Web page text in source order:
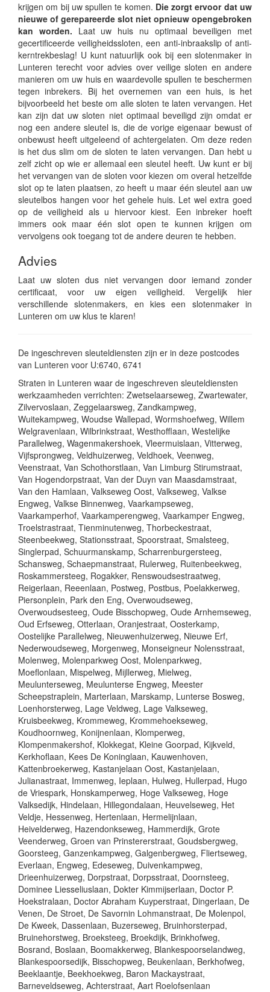
krijgen om bij uw spullen te komen. Die zorgt ervoor dat uw
nieuwe of gerepareerde slot niet opnieuw opengebroken
kan worden. Laat uw huis nu optimaal beveiligen met
gecertificeerde veiligheidssloten, een anti-inbraakslip of anti-
kerntrekbeslag! U kunt natuurlijk ook bij een slotenmaker in
Lunteren terecht voor advies over veilige sloten en andere
manieren om uw huis en waardevolle spullen te beschermen
tegen inbrekers. Bij het overnemen van een huis, is het
bijvoorbeeld het beste om alle sloten te laten vervangen. Het
kan zijn dat uw sloten niet optimaal beveiligd zijn omdat er
nog een andere sleutel is, die de vorige eigenaar bewust of
onbewust heeft uitgeleend of achtergelaten. Om deze reden
is het dus slim om de sloten te laten vervangen. Dan hebt u
zelf zicht op wie er allemaal een sleutel heeft. Uw kunt er bij
het vervangen van de sloten voor kiezen om overal hetzelfde
slot op te laten plaatsen, zo heeft u maar één sleutel aan uw
sleutelbos hangen voor het gehele huis. Let wel extra goed
op de veiligheid als u hiervoor kiest. Een inbreker hoeft
immers ook maar één slot open te kunnen krijgen om
vervolgens ook toegang tot de andere deuren te hebben.
Advies
Laat uw sloten dus niet vervangen door iemand zonder
certificaat, voor uw eigen veiligheid. Vergelijk hier
verschillende slotenmakers, en kies een slotenmaker in
Lunteren om uw klus te klaren!
De ingeschreven sleuteldiensten zijn er in deze postcodes
van Lunteren voor U:6740, 6741
Straten in Lunteren waar de ingeschreven sleuteldiensten
werkzaamheden verrichten: Zwetselaarseweg, Zwartewater,
Zilvervoslaan, Zeggelaarsweg, Zandkampweg,
Wuitekampweg, Woudse Wallepad, Wormshoefweg, Willem
Welgravenlaan, Wilbrinkstraat, Westhofflaan, Westelijke
Parallelweg, Wagenmakershoek, Vleermuislaan, Vitterweg,
Vijfsprongweg, Veldhuizerweg, Veldhoek, Veenweg,
Veenstraat, Van Schothorstlaan, Van Limburg Stirumstraat,
Van Hogendorpstraat, Van der Duyn van Maasdamstraat,
Van den Hamlaan, Valkseweg Oost, Valkseweg, Valkse
Engweg, Valkse Binnenweg, Vaarkampseweg,
Vaarkamperhof, Vaarkamperengweg, Vaarkamper Engweg,
Troelstrastraat, Tienminutenweg, Thorbeckestraat,
Steenbeekweg, Stationsstraat, Spoorstraat, Smalsteeg,
Singlerpad, Schuurmanskamp, Scharrenburgersteeg,
Schansweg, Schaepmanstraat, Rulerweg, Ruitenbeekweg,
Roskammersteeg, Rogakker, Renswoudsestraatweg,
Reigerlaan, Reeenlaan, Postweg, Postbus, Poelakkerweg,
Piersonplein, Park den Eng, Overwoudseweg,
Overwoudsesteeg, Oude Bisschopweg, Oude Arnhemseweg,
Oud Erfseweg, Otterlaan, Oranjestraat, Oosterkamp,
Oostelijke Parallelweg, Nieuwenhuizerweg, Nieuwe Erf,
Nederwoudseweg, Morgenweg, Monseigneur Nolensstraat,
Molenweg, Molenparkweg Oost, Molenparkweg,
Moeflonlaan, Mispelweg, Mijllerweg, Mielweg,
Meulunterseweg, Meulunterse Engweg, Meester
Scheepstraplein, Marterlaan, Marskamp, Lunterse Bosweg,
Loenhorsterweg, Lage Veldweg, Lage Valkseweg,
Kruisbeekweg, Krommeweg, Krommehoekseweg,
Koudhoornweg, Konijnenlaan, Klomperweg,
Klompenmakershof, Klokkegat, Kleine Goorpad, Kijkveld,
Kerkhoflaan, Kees De Koninglaan, Kauwenhoven,
Kattenbroekerweg, Kastanjelaan Oost, Kastanjelaan,
Julianastraat, Immenweg, Ieplaan, Hulweg, Hullerpad, Hugo
de Vriespark, Honskamperweg, Hoge Valkseweg, Hoge
Valksedijk, Hindelaan, Hillegondalaan, Heuvelseweg, Het
Veldje, Hessenweg, Hertenlaan, Hermelijnlaan,
Heivelderweg, Hazendonkseweg, Hammerdijk, Grote
Veenderweg, Groen van Prinstererstraat, Goudsbergweg,
Goorsteeg, Ganzenkampweg, Galgenbergweg, Fliertseweg,
Everlaan, Engweg, Edeseweg, Duivenkampweg,
Drieenhuizerweg, Dorpstraat, Dorpsstraat, Doornsteeg,
Dominee Liesseliuslaan, Dokter Kimmijserlaan, Doctor P.
Hoekstralaan, Doctor Abraham Kuyperstraat, Dingerlaan, De
Venen, De Stroet, De Savornin Lohmanstraat, De Molenpol,
De Kweek, Dassenlaan, Buzerseweg, Bruinhorsterpad,
Bruinehorstweg, Broeksteeg, Broekdijk, Brinkhofweg,
Bosrand, Boslaan, Boomakkerweg, Blankespoorselandweg,
Blankespoorsedijk, Bisschopweg, Beukenlaan, Berkhofweg,
Beeklaantje, Beekhoekweg, Baron Mackaystraat,
Barneveldseweg, Achterstraat, Aart Roelofsenlaan